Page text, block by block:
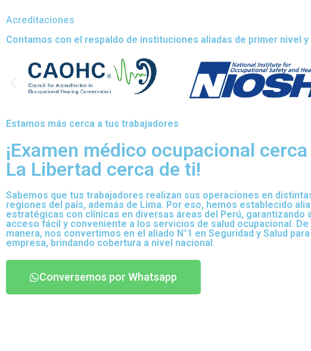
Acreditaciones
Contamos con el respaldo de instituciones aliadas de primer nivel
Estamos más cerca a tus trabajadores
¡Examen médico ocupacional cerca
La Libertad cerca de ti!
Sabemos que tus trabajadores realizan sus operaciones en
regiones del país, además de Lima. Por eso, hemos establecido
estratégicas con clínicas en diversas áreas del Perú, garantizando
acceso fácil y conveniente a los servicios de salud ocupacional. De
manera, nos convertimos en el aliado N°1 en Seguridad y Salud
empresa, brindando cobertura a nivel nacional.
Conversemos por Whatsapp